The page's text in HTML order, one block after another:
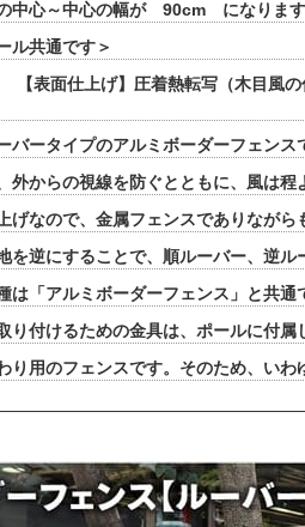
中心～中心の幅が 90cm になります
ル共通です＞
【表面仕上げ】圧着熱転写（木目
バータイプのアルミボーダーフェンス
外からの視線を防ぐとともに、風は程
げなので、金属フェンスでありなが
逆にすることで、順ルーバー、逆ル
「アルミボーダーフェンス」と共通
付けるための金具は、ポールに付属
用のフェンスです。そのため、いわ